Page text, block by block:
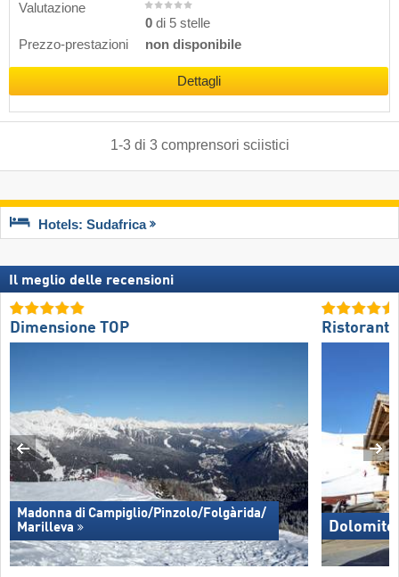
Valutazione
0 di 5 stelle
Prezzo-prestazioni
non disponibile
Dettagli
1-3di 3 comprensori sciistici
Hotels: Sudafrica
Il meglio delle recensioni
Dimensione TOP
Madonna di Campiglio/​Pinzolo/​Folgàrida/​
Marilleva